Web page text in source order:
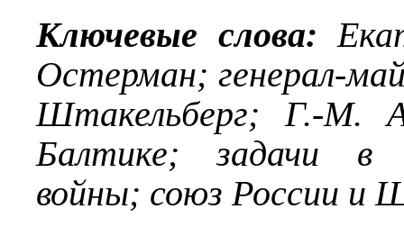
Ключевые слова:
Остерман; генерал-
Штакельберг; Г.-М.
Балтике; задачи в
войны; союз России и